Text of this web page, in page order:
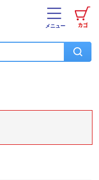
カゴ
メニュー